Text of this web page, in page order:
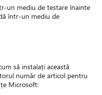
un mediu de testare înainte
într-un mediu de
să instalați această
număr de articol pentru
Microsoft: